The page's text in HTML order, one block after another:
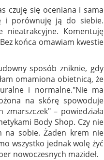
czuję się oceniana i sama
i porównuję ją do siebie.
Komentuję
końca omawiam kwestie
sposób zniknie, gdy
omamiona obietnicą, że
i normalne."Nie ma
na skórę spowoduje
– powiedziała
Body Shop. Czy nie
na sobie. Żaden krem nie
wszystko jednak wolę żyć
nowoczesnych mazideł.